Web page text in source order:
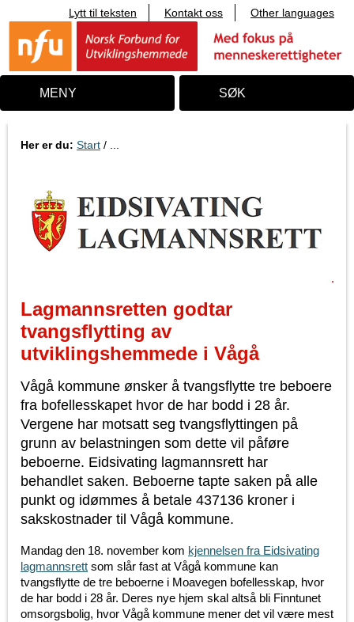
i
n
o
Lytt til teksten Kontakt oss Other languages
MENY SØK
Her er du: Start / ...
Lagmannsretten godtar
tvangsflytting av
utviklingshemmede i Vågå
Vågå kommune ønsker å tvangsflytte tre beboere
fra bofellesskapet hvor de har bodd i 28 år.
Vergene har motsatt seg tvangsflyttingen på
grunn av belastningen som dette vil påføre
beboerne. Eidsivating lagmannsrett har
behandlet saken. Beboerne tapte saken på alle
punkt og idømmes å betale 437136 kroner i
sakskostnader til Vågå kommune.
Mandag den 18. november kom kjennelsen fra Eidsivating
lagmannsrett som slår fast at Vågå kommune kan
tvangsflytte de tre beboerne i Moavegen bofellesskap, hvor
de har bodd i 28 år. Deres nye hjem skal altså bli Finntunet
omsorgsbolig, hvor Vågå kommune mener det vil være mest